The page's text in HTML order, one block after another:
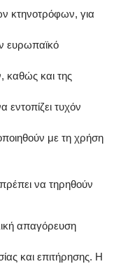
κτηνοτρόφων, για
ευρωπαϊκό
καθώς και της
τυχόν
με τη χρήση
να τηρηθούν
απαγόρευση
και επιτήρησης. Η